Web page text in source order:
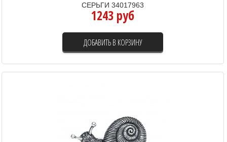
СЕРЬГИ 34017963
1243 руб
ДОБАВИТЬ В КОРЗИНУ